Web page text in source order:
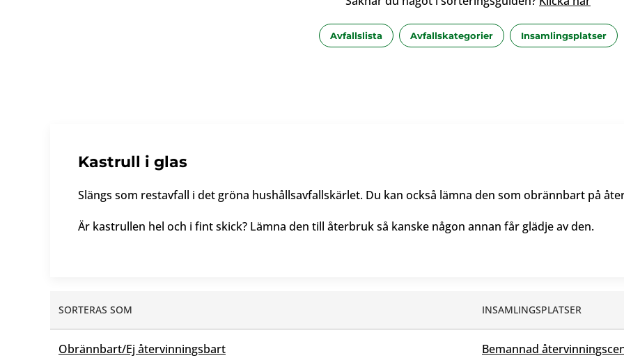
Avfallslista Avfallskategorier Insamlingsplatser
Kastrull i glas
Slängs som restavfall i det gröna hushållsavfallskärlet. Du kan också lämna den som obrännbart på
Är kastrullen hel och i fint skick? Lämna den till återbruk så kanske någon annan får glädje av den.
SORTERAS SOM INSAMLINGSPLATSER
Obrännbart/Ej återvinningsbart
Bemannad